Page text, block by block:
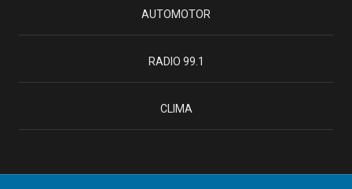
AUTOMOTOR
RADIO 99.1
CLIMA